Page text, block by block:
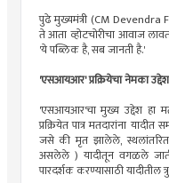
पुढे मुख्यमंत्री (CM Devendra
ते आता व्होटचोरीचा आवाज
'ये पब्लिक है, सब जानती है.'
'एसआयआर' प्रक्रियेचा नेमका
'एसआयआर'चा मुख्य उद्देश हा
प्रक्रियेत पात्र मतदारांना
जसे की मृत झालेले, स्थलांतरित
असलेले ) यादीतून वगळले
पारदर्शक करण्यासाठी